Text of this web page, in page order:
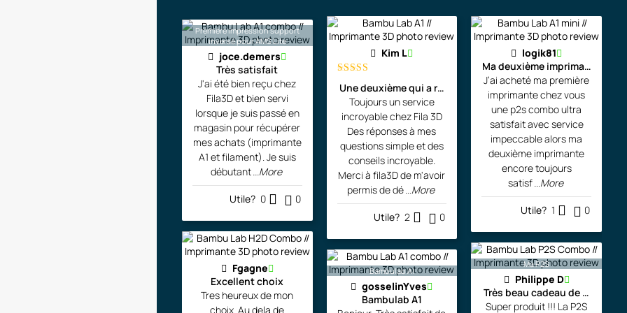
:
,
1
2
9
.
0
0
$
.
9
9
5
0
0
$
i
a
l
t
a
i
t
:
1
,
8
6
9
e
l
s
t
3
9
.
0
0
Première impression support
inversé pour AMS Lite
joce.demers
Très satisfait
J'ai été bien reçu chez
Fila3D et bien servi
lorsque je suis passé en
magasin pour récupérer
mes achats (imprimante
A1 et filament). Je suis
débutant...More
Utile? 0 0
Fgagne
Excellent choix
Tres heureux de mon
choix. Au dela de
Kim L
Note 5
sur
5Une deuxième qui a rejoint l'atelier de l'artiste!
Toujours un service
incroyable chez Fila 3D
Des réponses à mes
questions simple et des
conseils incroyable.
Merci à fila3D de m'avoir
permis de dé...More
Utile? 2 0
Bambulab A!
gosselinYves
Bambulab A1
logik81
Ma deuxième imprimante
J’ai acheté ma première
imprimante chez vous
une p2s combo ultra
satisfait avec service
impeccable alors ma
deuxième imprimante
encore toujours
satisf...More
Utile? 1 0
Ma P2S
Philippe D
Très beau cadeau de Noël
Super produit !!! La P2S